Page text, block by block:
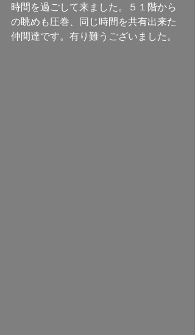
時間を過ごして来ました。５１階から
の眺めも圧巻、同じ時間を共有出来た
仲間達です。有り難うございました。